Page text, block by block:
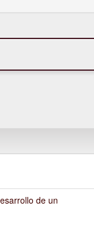
de un